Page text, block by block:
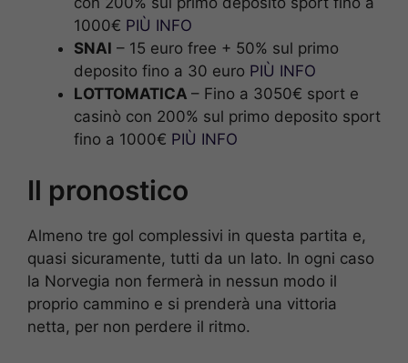
1000€ PIÙ INFO
SNAI – 15 euro free + 50% sul primo
deposito fino a 30 euro PIÙ INFO
LOTTOMATICA – Fino a 3050€ sport e
casinò con 200% sul primo deposito sport
fino a 1000€ PIÙ INFO
Il pronostico
Almeno tre gol complessivi in questa partita e,
quasi sicuramente, tutti da un lato. In ogni caso
la Norvegia non fermerà in nessun modo il
proprio cammino e si prenderà una vittoria
netta, per non perdere il ritmo.